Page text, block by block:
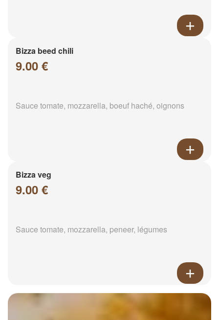
Bizza beed chili
9.00 €
Sauce tomate, mozzarella, boeuf haché, oignons
Bizza veg
9.00 €
Sauce tomate, mozzarella, peneer, légumes